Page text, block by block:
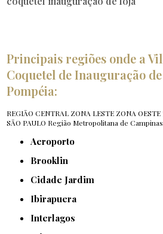
Principais regiões onde a
Coquetel de Inauguração
Pompéia:
REGIÃO CENTRAL ZONA LESTE ZONA OESTE
SÃO PAULO Região Metropolitana de Campinas
Aeroporto
Brooklin
Cidade Jardim
Ibirapuera
Interlagos